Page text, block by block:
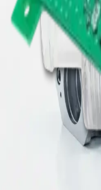
Qualitätsorientierte
Geometrien und
Rückverfolgbarkeit.
Mehr erfahren
Medizintechnik
Präzisionsteile und
dokumentierten
und sicherer